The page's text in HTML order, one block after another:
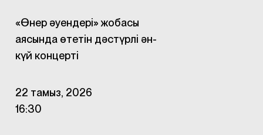
«Өнер әуендері» жобасы
аясында өтетін дәстүрлі ән-
күй концерті
22 тамыз, 2026
16:30